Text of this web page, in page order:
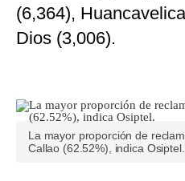
(6,364),
Dios (3,006).
La mayor proporción de
Callao (62.52%), indica Osiptel.